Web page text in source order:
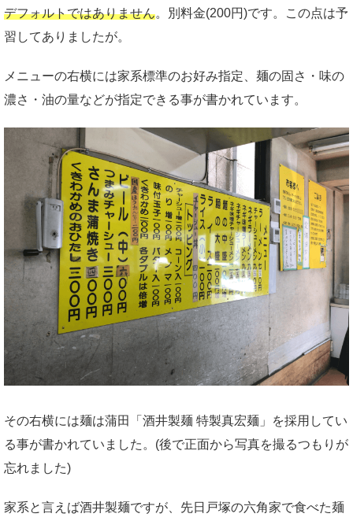
デフォルトではありません。別料金(200円)です。この点は予
習してありましたが。
メニューの右横には家系標準のお好み指定、麺の固さ・味の
濃さ・油の量などが指定できる事が書かれています。
その右横には麺は蒲田「酒井製麺 特製真宏麺」を採用してい
る事が書かれていました。(後で正面から写真を撮るつもりが
忘れました)
家系と言えば酒井製麺ですが、先日戸塚の六角家で食べた麺